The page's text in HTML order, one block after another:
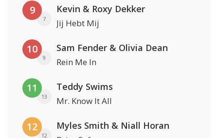
9
7
Kevin & Roxy Dekker
Jij Hebt Mij
10
9
Sam Fender & Olivia Dean
Rein Me In
11
13
Teddy Swims
Mr. Know It All
12
12
Myles Smith & Niall Horan